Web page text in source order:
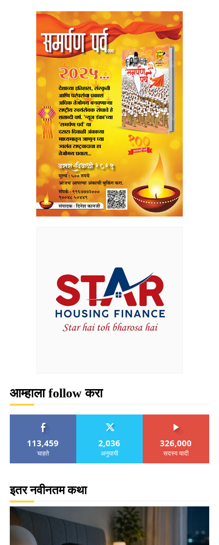
आम्हाला follow करा
113,459
चाहते
2,036
अनुयायी
326,000
सदस्य यादी
इतर नवीनतम कथा